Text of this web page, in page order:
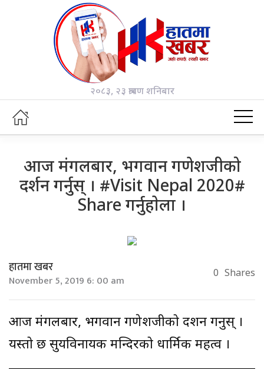
२०८३, २३ श्रावण शनिबार
आज मंगलबार, भगवान गणेशजीको
दर्शन गर्नुस् । #Visit Nepal 2020#
Share गर्नुहाेला ।
हातमा खबर
November 5, 2019 6: 00 am 0 Shares
आज मंगलबार, भगवान गणेशजीको दर्शन गर्नुस् ।
यस्तो छ सुर्यविनायक मन्दिरको धार्मिक महत्व ।